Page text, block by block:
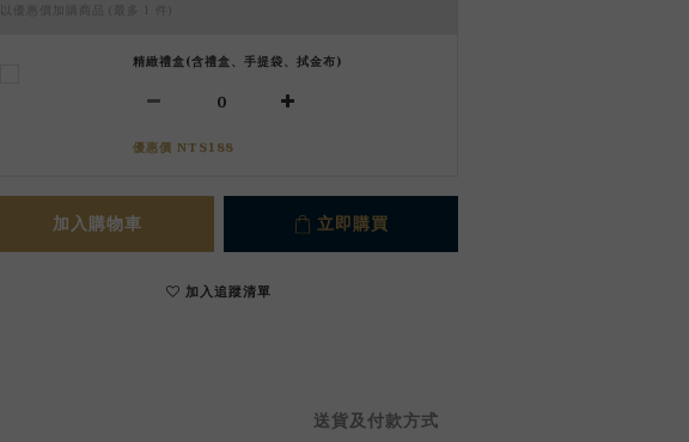
以優惠價加購商品 (最多 1 件)
精緻禮盒(含禮盒、手提袋、拭金布)
優惠價 NT$188
加入購物車 立即購買
加入追蹤清單
送貨及付款方式